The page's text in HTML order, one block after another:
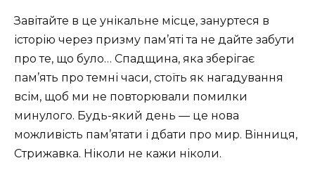
Завітайте в це унікальне місце, зануртеся в
історію через призму пам’яті та не дайте забути
про те, що було… Спадщина, яка зберігає
пам’ять про темні часи, стоїть як нагадування
всім, щоб ми не повторювали помилки
минулого. Будь-який день — це нова
можливість пам’ятати і дбати про мир. Вінниця,
Стрижавка. Ніколи не кажи ніколи.